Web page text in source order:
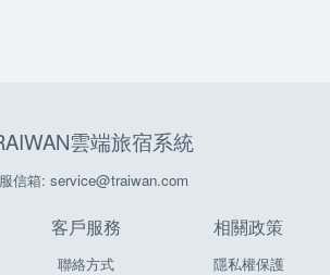
雲端旅宿系統
信箱: service@traiwan.com
客戶服務
聯絡方式
相關政策
隱私權保護